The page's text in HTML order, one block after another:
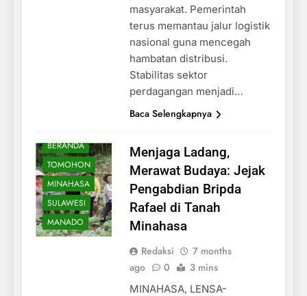
masyarakat. Pemerintah
terus memantau jalur logistik
nasional guna mencegah
hambatan distribusi.
Stabilitas sektor
perdagangan menjadi…
Baca Selengkapnya
BERANDA
TOMOHON
MINAHASA
SULAWESI
MANADO
Menjaga Ladang,
Merawat Budaya: Jejak
Pengabdian Bripda
Rafael di Tanah
Minahasa
Redaksi
7 months
ago
0 3 mins
MINAHASA, LENSA-